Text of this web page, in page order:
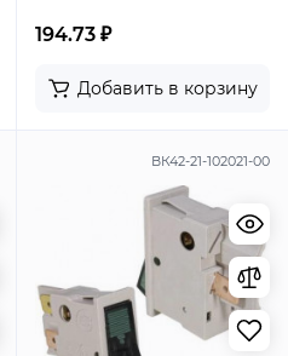
194.73 ₽
Добавить в корзину
ВК42-21-102021-00